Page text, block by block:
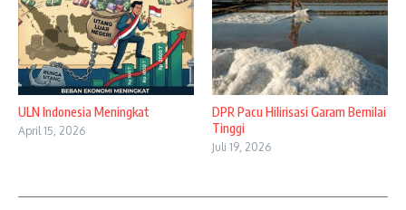
ULN Indonesia Meningkat
April 15, 2026
DPR Pacu Hilirisasi Garam Bernilai
Tinggi
Juli 19, 2026